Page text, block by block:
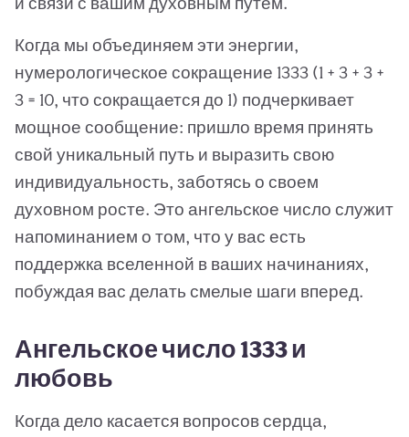
Когда мы объединяем эти энергии,
нумерологическое сокращение 1333 (1 + 3 + 3 +
3 = 10, что сокращается до 1) подчеркивает
мощное сообщение: пришло время принять
свой уникальный путь и выразить свою
индивидуальность, заботясь о своем
духовном росте. Это ангельское число служит
напоминанием о том, что у вас есть
поддержка вселенной в ваших начинаниях,
побуждая вас делать смелые шаги вперед.
Ангельское число 1333 и
любовь
Когда дело касается вопросов сердца,